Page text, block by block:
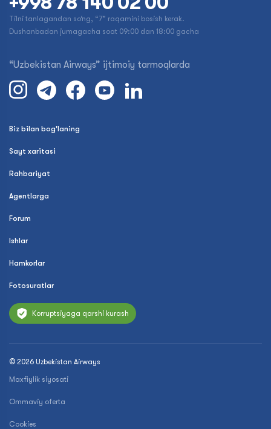
Tilni tanlagandan so‘ng, “7” raqamini bosish kerak.
Dushanbadan jumagacha soat 09:00 dan 18:00 gacha
“Uzbekistan Airways” ijtimoiy tarmoqlarda
Biz bilan bog'laning
Sayt xaritasi
Rahbariyat
Agentlarga
Forum
Ishlar
Hamkorlar
Fotosuratlar
Korruptsiyaga qarshi kurash
© 2026 Uzbekistan Airways
Maxfiylik siyosati
Ommaviy oferta
Cookies